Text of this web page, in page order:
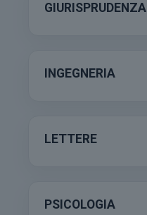
GIURISPRUDENZA
INGEGNERIA
LETTERE
PSICOLOGIA